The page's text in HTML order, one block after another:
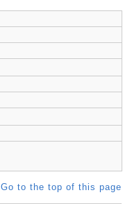
Go to the top of this page